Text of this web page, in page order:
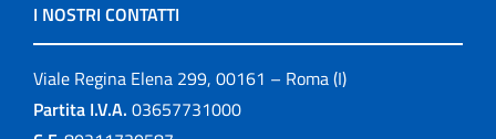
I NOSTRI CONTATTI
Viale Regina Elena 299, 00161 – Roma (I)
Partita I.V.A. 03657731000